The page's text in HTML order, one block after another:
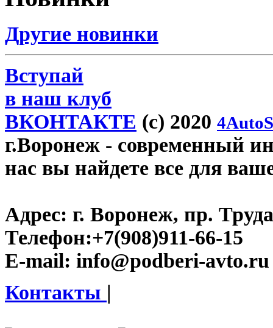
Другие новинки
Вступай
в наш клуб
ВКОНТАКТЕ (c) 2020
г.Воронеж - современный
нас вы найдете все для
Адрес: г. Воронеж, пр.
Телефон:+7(908)911-66-15
E-mail: info@podberi-avto.ru
Контакты |